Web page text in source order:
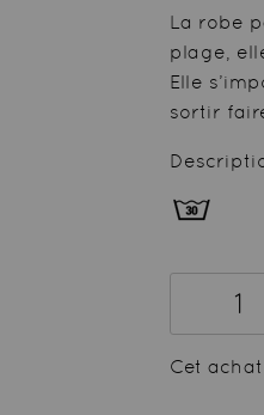
La robe
plage,
Elle
sortir
Cet